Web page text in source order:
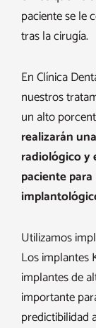
paciente se le
tras la cirugía.
En Clínica
nuestros
un alto
realizarán
radiológico y
paciente
Utilizamos
Los implantes
implantes de
importante
predictibilidad